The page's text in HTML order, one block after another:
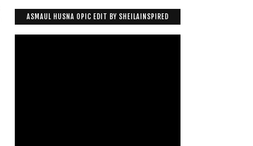
ASMAUL HUSNA OPIC EDIT BY SHEILAINSPIRED